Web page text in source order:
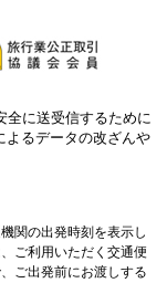
全に送受信するために
よるデータの改ざんや
関の出発時刻を表示し
ご利用いただく交通便
ご出発前にお渡しする